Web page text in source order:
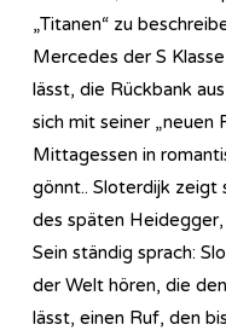
„Titanen“ zu
Mercedes der S
lässt, die Rückbank
sich mit seiner „neuen
Mittagessen in
gönnt.. Sloterdijk zeigt
des späten
Sein ständig sprach:
der Welt hören, die
lässt, einen Ruf, den